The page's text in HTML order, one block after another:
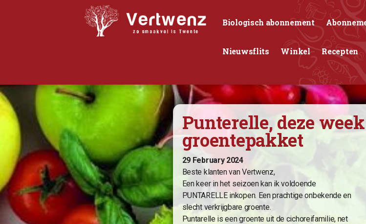
Biologisch abonnement
Nieuwsflits Winkel Recepten
Biologisch abonnement
Abonnement Bestellen
Bijbestellen
Iets doorgeven?
Nieuwsflits
Winkel
Recepten
Punterelle, deze
groentepakket
29 February 2024
Beste klanten van Vertwenz,
Een keer in het seizoen kan ik voldoende
PUNTARELLE inkopen. Een prachtige onbekende en
slecht verkrijgbare groente.
Puntarelle is een groente uit de cichoreifamilie, net